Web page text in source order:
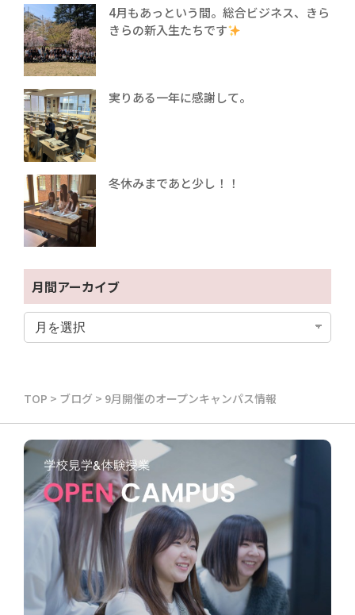
4月もあっという間。総合ビジネス、きら
きらの新入生たちです
実りある一年に感謝して。
冬休みまであと少し！！
月間アーカイブ
TOP > ブログ > 9月開催のオープンキャンパス情報